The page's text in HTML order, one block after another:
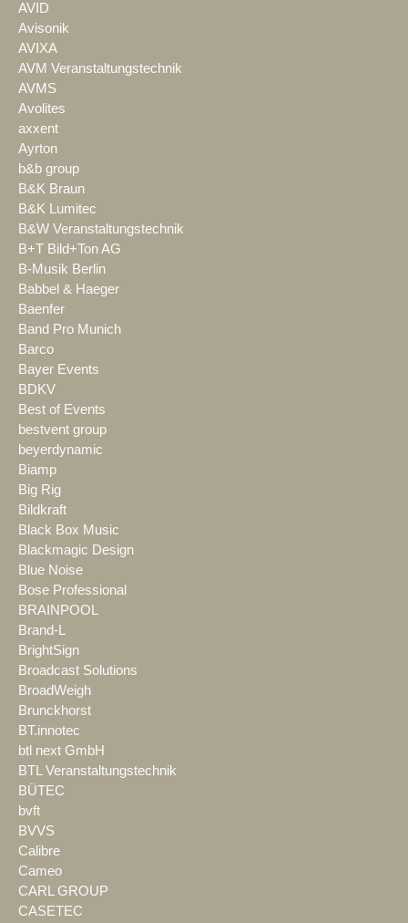
AVID
Avisonik
AVIXA
AVM Veranstaltungstechnik
AVMS
Avolites
axxent
Ayrton
b&b group
B&K Braun
B&K Lumitec
B&W Veranstaltungstechnik
B+T Bild+Ton AG
B-Musik Berlin
Babbel & Haeger
Baenfer
Band Pro Munich
Barco
Bayer Events
BDKV
Best of Events
bestvent group
beyerdynamic
Biamp
Big Rig
Bildkraft
Black Box Music
Blackmagic Design
Blue Noise
Bose Professional
BRAINPOOL
Brand-L
BrightSign
Broadcast Solutions
BroadWeigh
Brunckhorst
BT.innotec
btl next GmbH
BTL Veranstaltungstechnik
BÜTEC
bvft
BVVS
Calibre
Cameo
CARL GROUP
CASETEC